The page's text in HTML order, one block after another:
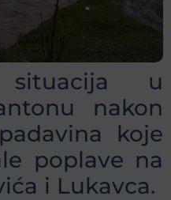
u
nakon
koje
poplave na
i Lukavca.